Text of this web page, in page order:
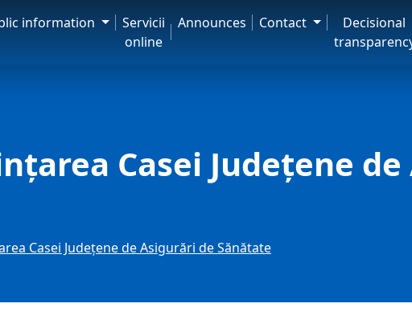
information
Servicii
online
Announces Contact
Decisional
Casei Județene
Casei Județene de Asigurări de Sănătate